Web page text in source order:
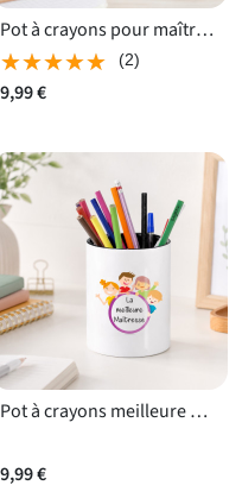
Pot à crayons pour maîtresse
★★★★★
★★★★★ (2)
9,99 €
Pot à crayons meilleure maîtresse
9,99 €